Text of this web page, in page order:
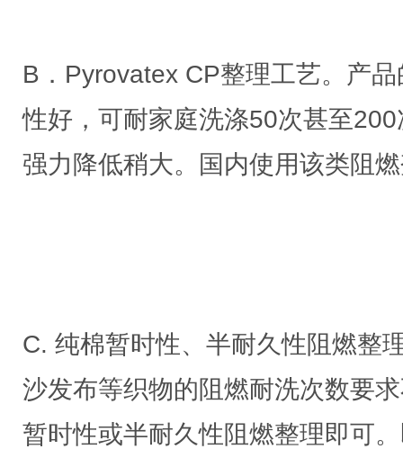
B．Pyrovatex CP整理工艺。产
性好，可耐家庭洗涤50次甚至
强力降低稍大。国内使用该类阻
C. 纯棉暂时性、半耐久性阻燃
沙发布等织物的阻燃耐洗次数要
暂时性或半耐久性阻燃整理即可